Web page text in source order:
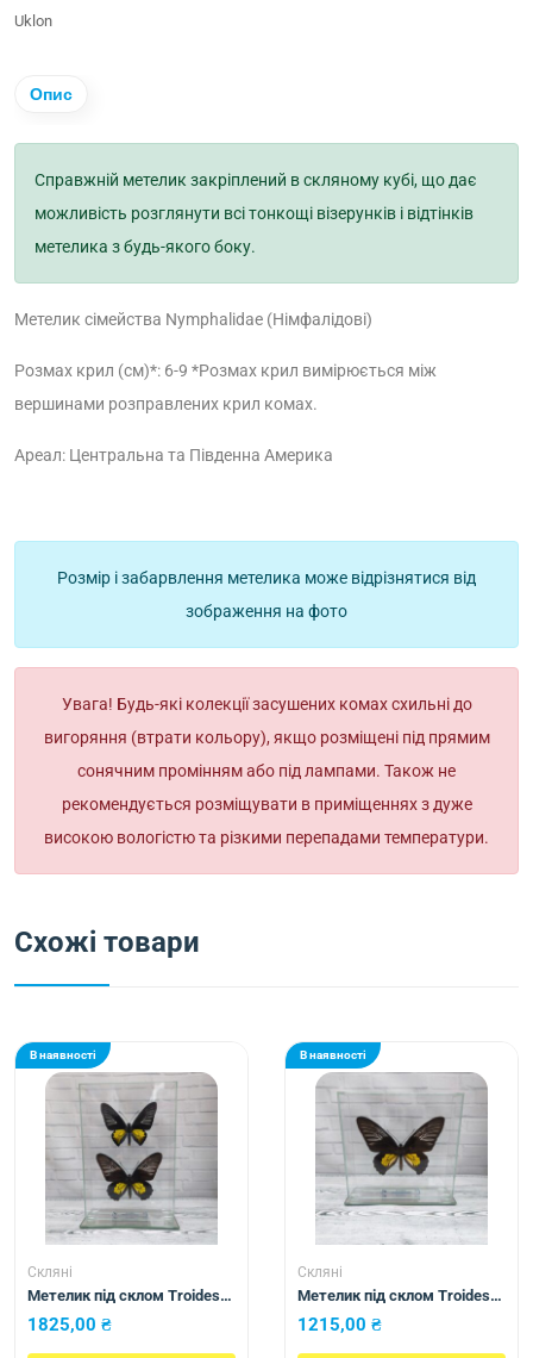
Uklon
Опис
Справжній метелик закріплений в скляному кубі, що дає
можливість розглянути всі тонкощі візерунків і відтінків
метелика з будь-якого боку.
Метелик сімейства Nymphalidae (Німфалідові)
Розмах крил (см)*: 6-9 *Розмах крил вимірюється між
вершинами розправлених крил комах.
Ареал: Центральна та Південна Америка
Розмір і забарвлення метелика може відрізнятися від
зображення на фото
Увага! Будь-які колекції засушених комах схильні до
вигоряння (втрати кольору), якщо розміщені під прямим
сонячним промінням або під лампами. Також не
рекомендується розміщувати в приміщеннях з дуже
високою вологістю та різкими перепадами температури.
Схожі товари
В наявності
Скляні
Метелик під склом Troides
rhadamantus f+m 155×230
1825,00 ₴
В наявності
Скляні
Метелик під склом Troides
rhadamantus f 160×150
1215,00 ₴